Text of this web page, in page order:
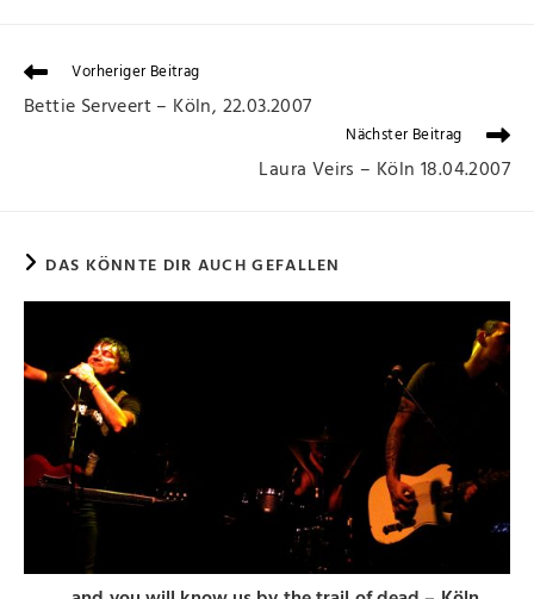
Vorheriger Beitrag
Bettie Serveert – Köln, 22.03.2007
Nächster Beitrag
Laura Veirs – Köln 18.04.2007
DAS KÖNNTE DIR AUCH GEFALLEN